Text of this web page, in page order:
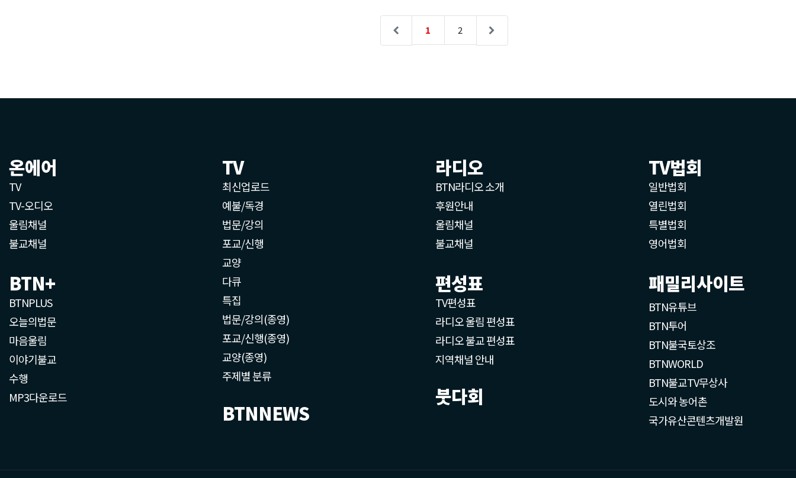
온에어
TV
TV-오디오
울림채널
불교채널
BTN+
BTNPLUS
오늘의법문
마음울림
이야기불교
수행
MP3다운로드
TV
최신업로드
예불/독경
법문/강의
포교/신행
교양
다큐
특집
법문/강의(종영)
포교/신행(종영)
교양(종영)
주제별 분류
BTNNEWS
라디오
BTN라디오 소개
후원안내
울림채널
불교채널
편성표
TV편성표
라디오 울림 편성표
라디오 불교 편성표
지역채널 안내
붓다회
TV법회
일반법회
열린법회
특별법회
영어법회
패밀리사이트
BTN유튜브
BTN투어
BTN불국토상조
BTNWORLD
BTN불교TV무상사
도시와 농어촌
국가유산콘텐츠개발원